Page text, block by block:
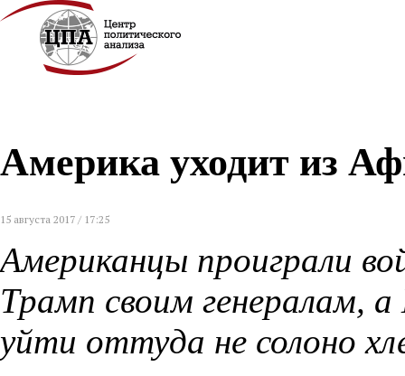
Америка уходит из
15 августа 2017 / 17:25
Американцы проиграли
Трамп своим генералам,
уйти оттуда не солоно